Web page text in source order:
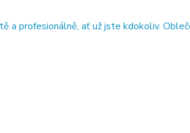
a profesionálně, ať už jste kdokoliv.